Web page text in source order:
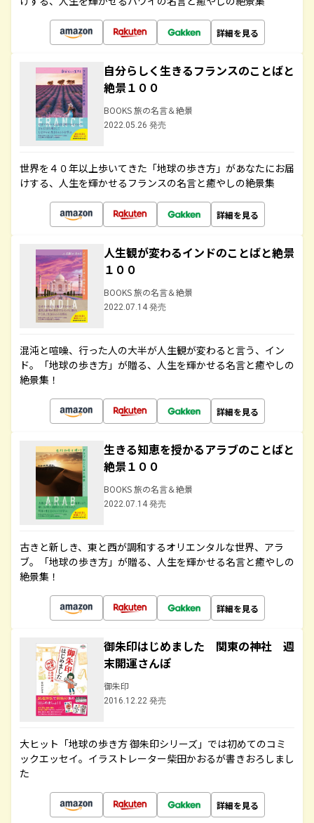
詳細を見る
自分らしく生きるフランスのことばと
絶景１００
BOOKS 旅の名言＆絶景
2022.05.26 発売
世界を４０年以上歩いてきた「地球の歩き方」があなたにお届
けする、人生を輝かせるフランスの名言と癒やしの絶景集
詳細を見る
人生観が変わるインドのことばと絶景
１００
BOOKS 旅の名言＆絶景
2022.07.14 発売
混沌と喧噪、行った人の大半が人生観が変わると言う、イン
ド。「地球の歩き方」が贈る、人生を輝かせる名言と癒やしの
絶景集！
詳細を見る
生きる知恵を授かるアラブのことばと
絶景１００
BOOKS 旅の名言＆絶景
2022.07.14 発売
古きと新しき、東と西が調和するオリエンタルな世界、アラ
ブ。「地球の歩き方」が贈る、人生を輝かせる名言と癒やしの
絶景集！
詳細を見る
御朱印はじめました 関東の神社 週
末開運さんぽ
御朱印
2016.12.22 発売
大ヒット「地球の歩き方 御朱印シリーズ」では初めてのコミ
ックエッセイ。イラストレーター柴田かおるが書きおろしまし
た
詳細を見る